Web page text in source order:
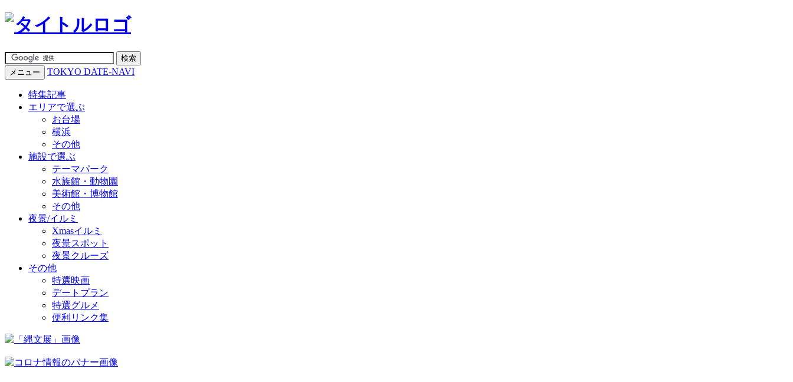
メニュー TOKYO DATE-NAVI
特集記事
エリアで選ぶ
お台場
横浜
その他
施設で選ぶ
テーマパーク
水族館・動物園
美術館・博物館
その他
夜景/イルミ
Xmasイルミ
夜景スポット
夜景クルーズ
その他
特選映画
デートプラン
特選グルメ
便利リンク集